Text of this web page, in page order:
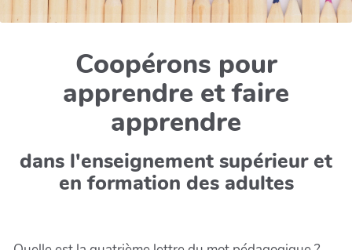
Coopérons pour
apprendre et faire
apprendre
dans l'enseignement supérieur et
en formation des adultes